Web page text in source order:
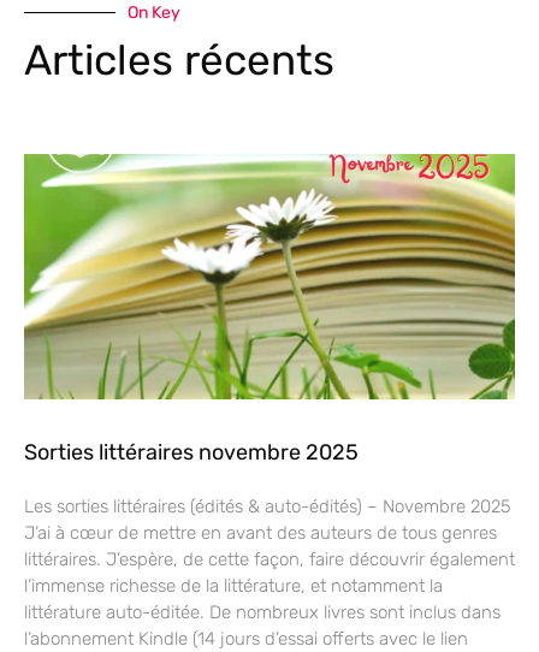
On Key
Articles récents
Sorties littéraires novembre 2025
Les sorties littéraires (édités & auto-édités) – Novembre 2025
J’ai à cœur de mettre en avant des auteurs de tous genres
littéraires. J’espère, de cette façon, faire découvrir également
l’immense richesse de la littérature, et notamment la
littérature auto-éditée. De nombreux livres sont inclus dans
l’abonnement Kindle (14 jours d’essai offerts avec le lien